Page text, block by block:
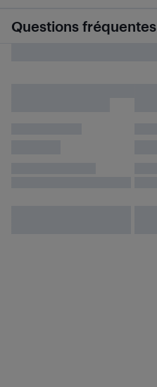
Questions fréquentes